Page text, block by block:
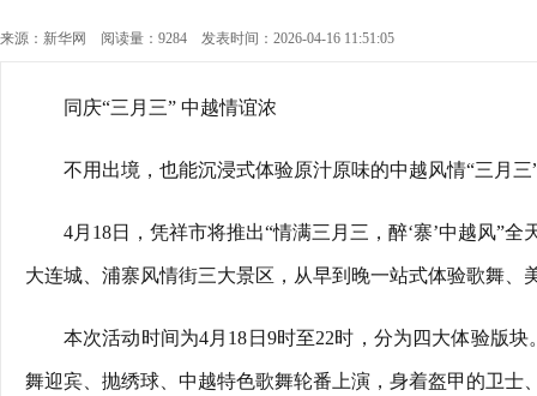
来源：新华网 阅读量：9284 发表时间：2026-04-16 11:51:05
同庆“三月三” 中越情谊浓
不用出境，也能沉浸式体验原汁原味的中越风情“三月三
4月18日，凭祥市将推出“情满三月三，醉‘寨’中越风”
大连城、浦寨风情街三大景区，从早到晚一站式体验歌舞、
本次活动时间为4月18日9时至22时，分为四大体验版
舞迎宾、抛绣球、中越特色歌舞轮番上演，身着盔甲的卫